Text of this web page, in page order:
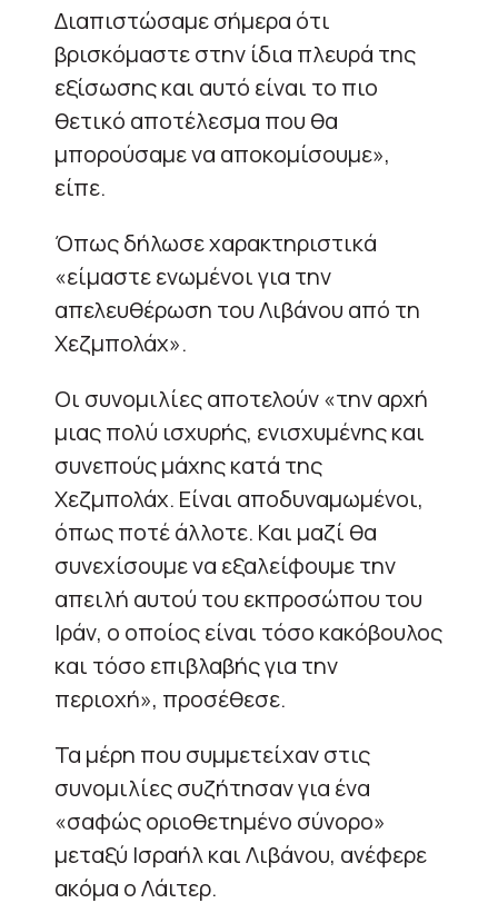
Διαπιστώσαμε σήμερα ότι
βρισκόμαστε στην ίδια πλευρά της
εξίσωσης και αυτό είναι το πιο
θετικό αποτέλεσμα που θα
μπορούσαμε να αποκομίσουμε»,
είπε.
Όπως δήλωσε χαρακτηριστικά
«είμαστε ενωμένοι για την
απελευθέρωση του Λιβάνου από τη
Χεζμπολάχ».
Οι συνομιλίες αποτελούν «την αρχή
μιας πολύ ισχυρής, ενισχυμένης και
συνεπούς μάχης κατά της
Χεζμπολάχ. Είναι αποδυναμωμένοι,
όπως ποτέ άλλοτε. Και μαζί θα
συνεχίσουμε να εξαλείφουμε την
απειλή αυτού του εκπροσώπου του
Ιράν, ο οποίος είναι τόσο κακόβουλος
και τόσο επιβλαβής για την
περιοχή», προσέθεσε.
Τα μέρη που συμμετείχαν στις
συνομιλίες συζήτησαν για ένα
«σαφώς οριοθετημένο σύνορο»
μεταξύ Ισραήλ και Λιβάνου, ανέφερε
ακόμα ο Λάιτερ.